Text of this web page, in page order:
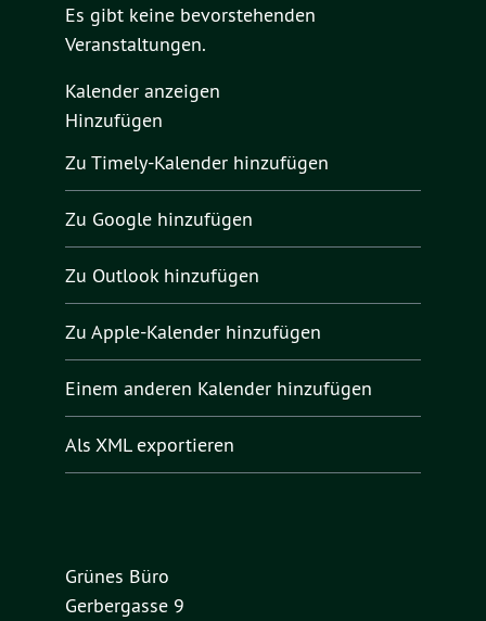
Es gibt keine bevorstehenden
Veranstaltungen.
Kalender anzeigen
Hinzufügen
Zu Timely-Kalender hinzufügen
Zu Google hinzufügen
Zu Outlook hinzufügen
Zu Apple-Kalender hinzufügen
Einem anderen Kalender hinzufügen
Als XML exportieren
Grünes Büro
Gerbergasse 9